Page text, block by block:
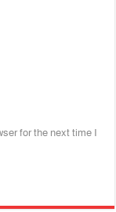
for the next time I